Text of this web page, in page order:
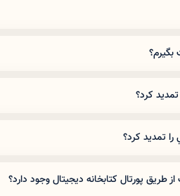
بگيرم؟
شما براي كتابخانه ارسال شده و پس
كرد؟
را تمديد كرد؟
طريق پورتال كتابخانه ديجيتال وجود دارد؟